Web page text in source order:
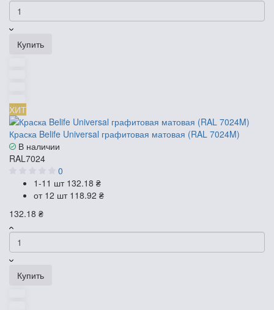
Купить
ХИТ
Краска Belife Universal графитовая матовая (RAL 7024M)
В наличии
RAL7024
0
1-11 шт 132.18 ₴
от 12 шт 118.92 ₴
132.18 ₴
Купить